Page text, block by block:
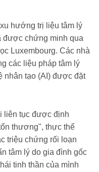
hướng trị liệu tâm lý
được chứng minh qua
Luxembourg. Các nhà
các liệu pháp tâm lý
nhân tạo (AI) được đặt
liên tục được định
thương", thực thể
triệu chứng rối loạn
tâm lý do gia đình gốc
tinh thần của mình